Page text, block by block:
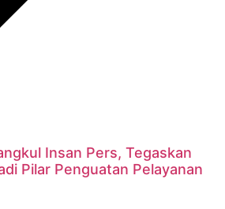
Insan Pers, Tegaskan
Pilar Penguatan Pelayanan